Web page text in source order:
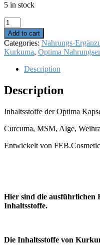
5 in stock
Optima
(90
Stk.)
quantity
Add to cart
Categories: Nahrungs-
Kurkuma, Optima
Description
Description
Inhaltsstoffe der Optima
Curcuma, MSM, Alge,
Entwickelt von
Hier sind die ausführlichen
Inhaltsstoffe.
Die Inhaltsstoffe von